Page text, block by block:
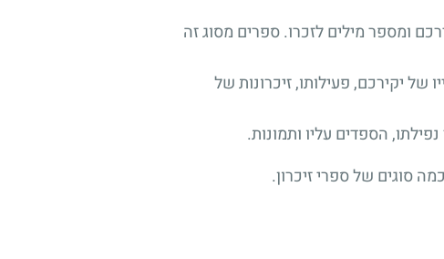
ומספר מילים לזכרו. ספרים מסוג זה
יקירכם, פעילותו, זיכרונות של
הספדים עליו ותמונות.
סוגים של ספרי זיכרון.